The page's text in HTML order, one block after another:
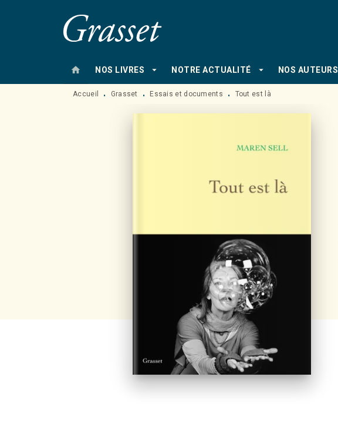
MENU RECHERCHE
home NOS LIVRES arrow_drop_down NOTRE ACTUALITÉ arrow_drop_down NOS AUTEURS
Accueil • Grasset • Essais et documents • Tout est là